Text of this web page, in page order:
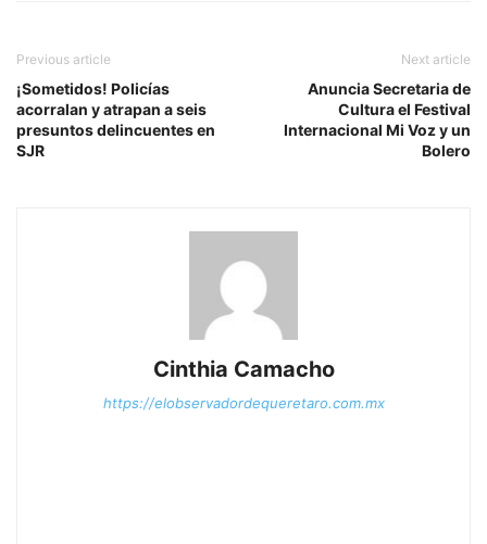
Previous article
¡Sometidos! Policías
acorralan y atrapan a seis
presuntos delincuentes en
SJR
Next article
Anuncia Secretaria de
Cultura el Festival
Internacional Mi Voz y un
Bolero
Cinthia Camacho
https://elobservadordequeretaro.com.mx